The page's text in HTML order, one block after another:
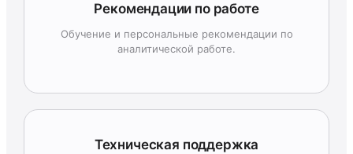
Рекомендации по работе
Обучение и персональные рекомендации по
аналитической работе.
Техническая поддержка